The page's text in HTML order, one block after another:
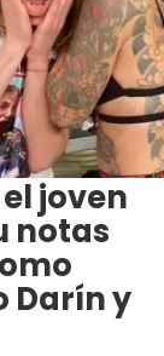
joven
notas
Darín y